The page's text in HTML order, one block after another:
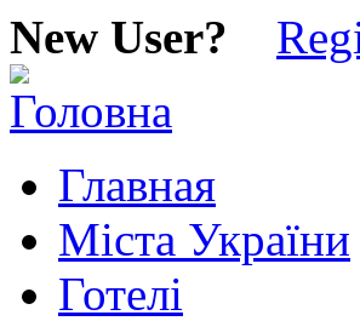
New User?
Главная
Міста України
Готелі